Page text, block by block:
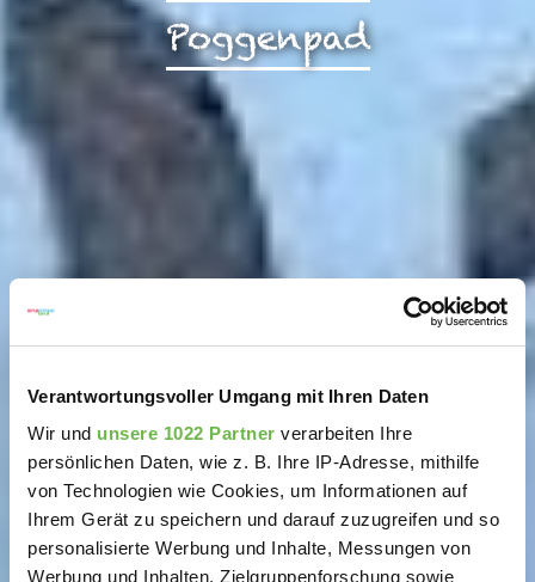
Verantwortungsvoller Umgang mit Ihren Daten
Wir und unsere 1022 Partner verarbeiten Ihre
persönlichen Daten, wie z. B. Ihre IP-Adresse, mithilfe
von Technologien wie Cookies, um Informationen auf
Ihrem Gerät zu speichern und darauf zuzugreifen und so
personalisierte Werbung und Inhalte, Messungen von
Werbung und Inhalten, Zielgruppenforschung sowie
Poggenpad